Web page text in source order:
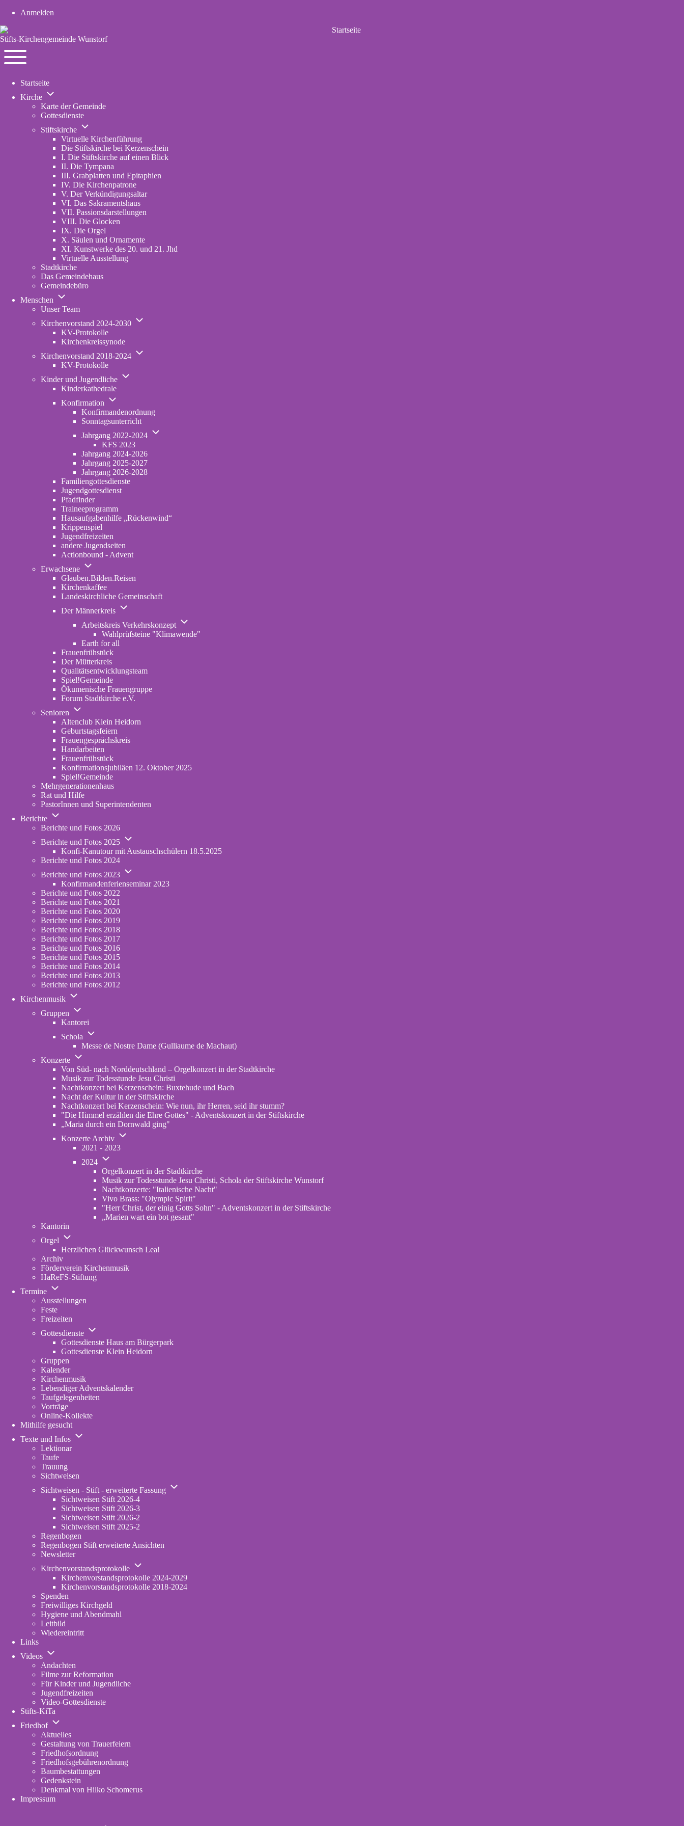
User
account
menu
Anmelden
Stifts-Kirchengemeinde Wunstorf
Navigation
main
Startseite
Kirche
Unternavigation
Kirche
Karte der Gemeinde
Gottesdienste
Stiftskirche
Unternavigation
Stiftskirche
Virtuelle Kirchenführung
Die Stiftskirche bei Kerzenschein
I. Die Stiftskirche auf einen Blick
II. Die Tympana
III. Grabplatten und Epitaphien
IV. Die Kirchenpatrone
V. Der Verkündigungsaltar
VI. Das Sakramentshaus
VII. Passionsdarstellungen
VIII. Die Glocken
IX. Die Orgel
X. Säulen und Ornamente
XI. Kunstwerke des 20. und 21. Jhd
Virtuelle Ausstellung
Stadtkirche
Das Gemeindehaus
Gemeindebüro
Menschen
Unternavigation
Menschen
Unser Team
Kirchenvorstand 2024-2030
Unternavigation
2030
KV-Protokolle
Kirchenkreissynode
Kirchenvorstand 2018-2024
Unternavigation
KV-Protokolle
Kinder und Jugendliche
Unternavigation
Jugendliche
Kinderkathedrale
Konfirmation
Unternavigation
Konfirmation
Konfirmandenordnung
Sonntagsunterricht
Jahrgang 2022-2024
Unternavigation
KFS 2023
Jahrgang 2024-2026
Jahrgang 2025-2027
Jahrgang 2026-2028
Familiengottesdienste
Jugendgottesdienst
Pfadfinder(opens
in
new
tab)
Traineeprogramm
Hausaufgabenhilfe „Rückenwind“
Krippenspiel
Jugendfreizeiten
andere Jugendseiten
Actionbound - Advent
Erwachsene
Unternavigation
Erwachsene
Glauben.Bilden.Reisen
new
Kirchenkaffee
Landeskirchliche Gemeinschaft
Der Männerkreis
Unternavigation
Der
Männerkreis
Arbeitskreis Verkehrskonzept
Unternavigation
Arbeitskreis
Wahlprüfsteine "Klimawende"
Earth for all
Frauenfrühstück
Der Mütterkreis
Qualitätsentwicklungsteam
Spiel!Gemeinde
Ökumenische Frauengruppe
Forum Stadtkirche e.V.
tab)
Senioren
Unternavigation
Senioren
Altenclub Klein Heidorn
Geburtstagsfeiern
Frauengesprächskreis
Handarbeiten
Frauenfrühstück
Konfirmationsjubiläen 12. Oktober 2025
Spiel!Gemeinde
Mehrgenerationenhaus
new
Rat und Hilfe
PastorInnen und Superintendenten
Berichte
Unternavigation
Berichte
Berichte und Fotos 2026
Berichte und Fotos 2025
Unternavigation
Berichte
Fotos
2025
Konfi-Kanutour mit Austauschschülern 18.5.2025
Berichte und Fotos 2024
Berichte und Fotos 2023
Unternavigation
Berichte
Konfirmandenferienseminar 2023
Berichte und Fotos 2022
Berichte und Fotos 2021
Berichte und Fotos 2020
Berichte und Fotos 2019
Berichte und Fotos 2018
Berichte und Fotos 2017
Berichte und Fotos 2016
Berichte und Fotos 2015
Berichte und Fotos 2014
Berichte und Fotos 2013
Berichte und Fotos 2012
Kirchenmusik
Unternavigation
Kirchenmusik
Gruppen
Unternavigation
Gruppen
Kantorei
Schola
Unternavigation
Schola
Messe de Nostre Dame (Gulliaume de Machaut)
Konzerte
Unternavigation
Konzerte
Von Süd- nach Norddeutschland – Orgelkonzert in der Stadtkirche
Musik zur Todesstunde Jesu Christi
Nachtkonzert bei Kerzenschein: Buxtehude und Bach
Nacht der Kultur in der Stiftskirche
Nachtkonzert bei Kerzenschein: Wie nun, ihr Herren, seid ihr stumm?
"Die Himmel erzählen die Ehre Gottes" - Adventskonzert in der Stiftskirche
„Maria durch ein Dornwald ging"
Konzerte Archiv
Unternavigation
Konzerte
2021 - 2023
2024
Unternavigation
2024
Orgelkonzert in der Stadtkirche
Musik zur Todesstunde Jesu Christi, Schola der Stiftskirche Wunstorf
Nachtkonzerte: "Italienische Nacht"
Vivo Brass: "Olympic Spirit"
"Herr Christ, der einig Gotts Sohn" - Adventskonzert in der Stiftskirche
„Marien wart ein bot gesant"
Kantorin
Orgel
Unternavigation
Orgel
Herzlichen Glückwunsch Lea!
Archiv
Förderverein Kirchenmusik
HaReFS-Stiftung
Termine
Unternavigation
Termine
Ausstellungen
Feste
Freizeiten
Gottesdienste
Unternavigation
Gottesdienste
Gottesdienste Haus am Bürgerpark
Gottesdienste Klein Heidorn
Gruppen
Kalender
Kirchenmusik
Lebendiger Adventskalender
Taufgelegenheiten
Vorträge
Online-Kollekte
Mithilfe gesucht
Texte und Infos
Unternavigation
Lektionar
Taufe
Trauung
Sichtweisen
Sichtweisen - Stift - erweiterte Fassung
Unternavigation
Sichtweisen Stift 2026-4
Sichtweisen Stift 2026-3
Sichtweisen Stift 2026-2
Sichtweisen Stift 2025-2
Regenbogen
Regenbogen Stift erweiterte Ansichten
Newsletter
Kirchenvorstandsprotokolle
Unternavigation
Kirchenvorstandsprotokolle
Kirchenvorstandsprotokolle 2024-2029
Kirchenvorstandsprotokolle 2018-2024
Spenden
Freiwilliges Kirchgeld
Hygiene und Abendmahl
Leitbild
Wiedereintritt
Links
Videos
Unternavigation
Videos
Andachten
Filme zur Reformation
Für Kinder und Jugendliche
Jugendfreizeiten
Video-Gottesdienste
Stifts-KiTa
in
tab)
Friedhof
Unternavigation
Friedhof
Aktuelles
Gestaltung von Trauerfeiern
Friedhofsordnung
Friedhofsgebührenordnung
tab)
Baumbestattungen
Gedenkstein
Denkmal von Hilko Schomerus
Impressum